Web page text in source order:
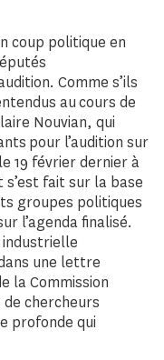
coup politique en
Comme s’ils
au cours de
Nouvian, qui
pour l’audition sur
19 février dernier à
s’est fait sur la base
groupes politiques
l’agenda finalisé.
industrielle
une lettre
la Commission
chercheurs
profonde qui